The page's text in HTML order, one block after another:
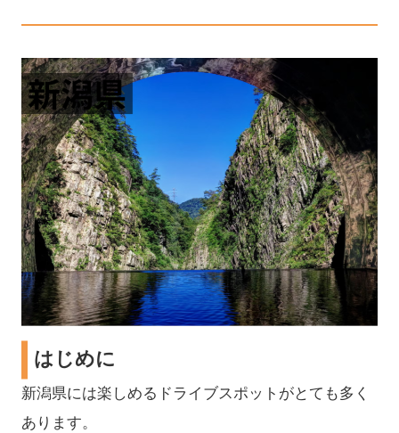
はじめに
新潟県には楽しめるドライブスポットがとても多く
あります。